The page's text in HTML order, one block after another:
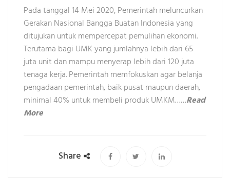
Pada tanggal 14 Mei 2020, Pemerintah meluncurkan
Gerakan Nasional Bangga Buatan Indonesia yang
ditujukan untuk mempercepat pemulihan ekonomi.
Terutama bagi UMK yang jumlahnya lebih dari 65
juta unit dan mampu menyerap lebih dari 120 juta
tenaga kerja. Pemerintah memfokuskan agar belanja
pengadaan pemerintah, baik pusat maupun daerah,
minimal 40% untuk membeli produk UMKM……Read
More
Share